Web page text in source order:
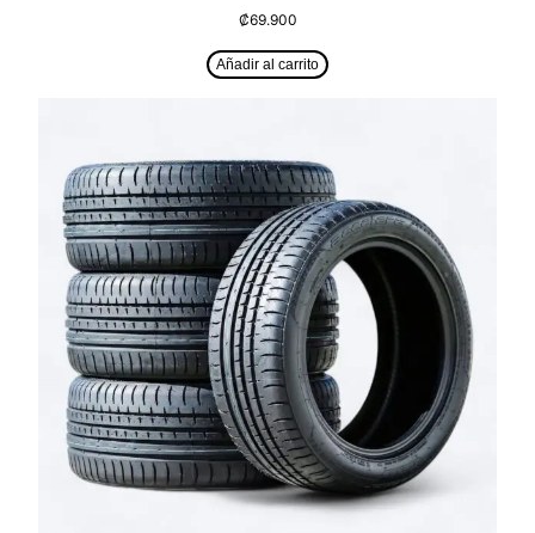
₡69.900
Añadir al carrito